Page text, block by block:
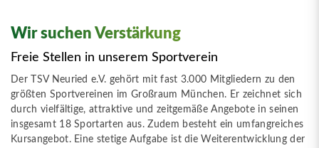
Wir suchen Verstärkung
Freie Stellen in unserem Sportverein
Der TSV Neuried e.V. gehört mit fast 3.000 Mitgliedern zu den
größten Sportvereinen im Großraum München. Er zeichnet sich
durch vielfältige, attraktive und zeitgemäße Angebote in seinen
insgesamt 18 Sportarten aus. Zudem besteht ein umfangreiches
Kursangebot. Eine stetige Aufgabe ist die Weiterentwicklung der